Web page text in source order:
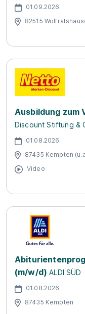
01.09.2026
82515
Ausbildung zum
Discount Stiftung &
01.08.2026
87435 Kempten
Video
(m/w/d) ALDI SÜD
01.08.2026
87435 Kempten